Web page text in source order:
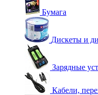
Бумага
Дискеты и
Зарядные
Кабели,